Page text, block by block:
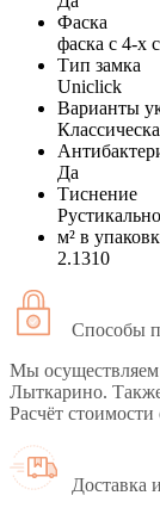
Фаска
фаска с 4-х
Тип замка
Uniclick
Варианты
Да
Тиснение
м² в
2.1310
Способы
Мы осуществляем
Лыткарино.
Расчёт
Доставка